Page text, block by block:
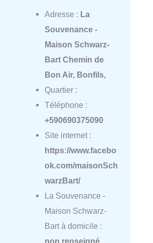
Adresse : La
Souvenance -
Maison Schwarz-
Bart Chemin de
Bon Air, Bonfils,
Quartier :
Téléphone :
+590690375090
Site internet :
https://www.facebo
ok.com/maisonSch
warzBart/
La Souvenance -
Maison Schwarz-
Bart à domicile :